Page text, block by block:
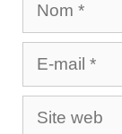
E-
mail
Site